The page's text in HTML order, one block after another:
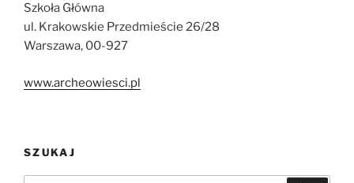
Szkoła Główna
ul. Krakowskie Przedmieście 26/28
Warszawa, 00-927
www.archeowiesci.pl
SZUKAJ